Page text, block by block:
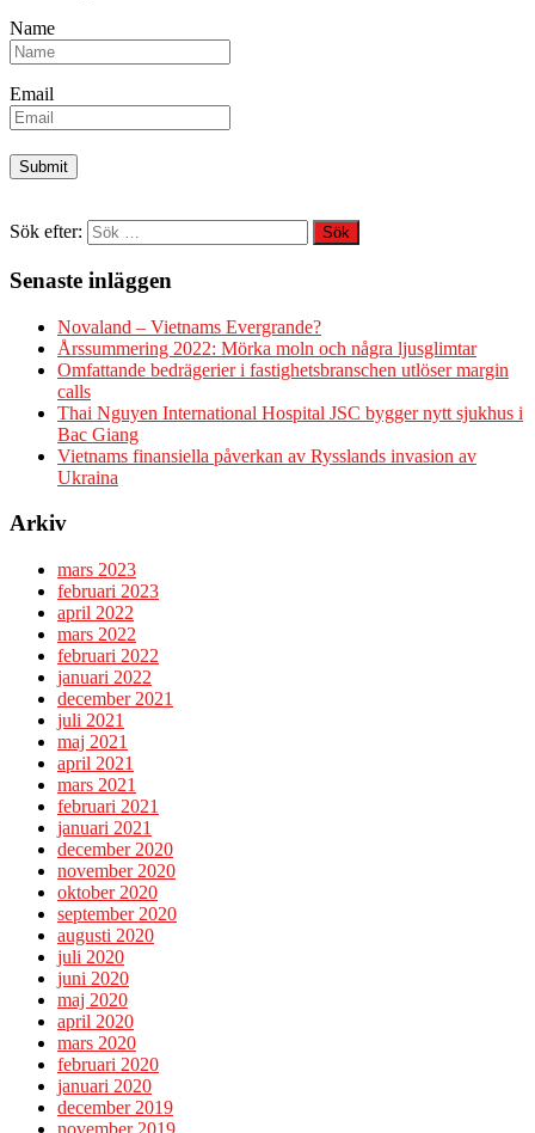
Name
Email
Sök efter:
Senaste inläggen
Novaland – Vietnams Evergrande?
Årssummering 2022: Mörka moln och några ljusglimtar
Omfattande bedrägerier i fastighetsbranschen utlöser margin
calls
Thai Nguyen International Hospital JSC bygger nytt sjukhus i
Bac Giang
Vietnams finansiella påverkan av Rysslands invasion av
Ukraina
Arkiv
mars 2023
februari 2023
april 2022
mars 2022
februari 2022
januari 2022
december 2021
juli 2021
maj 2021
april 2021
mars 2021
februari 2021
januari 2021
december 2020
november 2020
oktober 2020
september 2020
augusti 2020
juli 2020
juni 2020
maj 2020
april 2020
mars 2020
februari 2020
januari 2020
december 2019
november 2019